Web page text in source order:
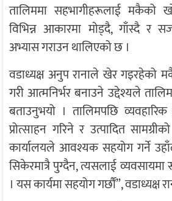
तालिममा सहभागीहरूलाई मकैको
विभिन्न आकारमा मोड्दै, गाँस्दै र
अभ्यास गराउन थालिएको छ ।
वडाध्यक्ष अनुप रानाले खेर गइरहेको
गरी आत्मनिर्भर बनाउने उद्देश्यले
बताउनुभयो । तालिमपछि
प्रोत्साहन गरिने र उत्पादित
कार्यालयले आवश्यक सहयोग गर्ने
सिकेरमात्रै पुग्दैन, त्यसलाई
। यस कार्यमा सहयोग गर्छौं”, वडाध्यक्ष